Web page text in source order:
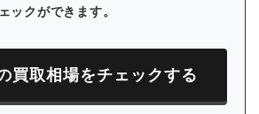
ックができます。
買取相場をチェックする